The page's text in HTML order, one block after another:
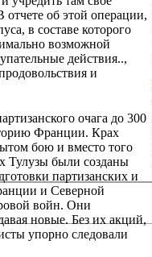
отчете об этой операции,
в составе которого
возможной
действия..,
и
очага до 300
Франции. Крах
бою и вместо того
Тулузы были созданы
партизанских и
и Северной
войн. Они
новые. Без их акций,
упорно следовали